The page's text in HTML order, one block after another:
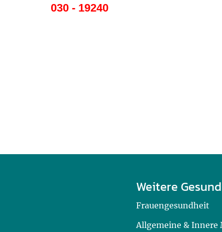
030 - 19240
Weitere
Frauengesundheit
Allgemeine & Innere